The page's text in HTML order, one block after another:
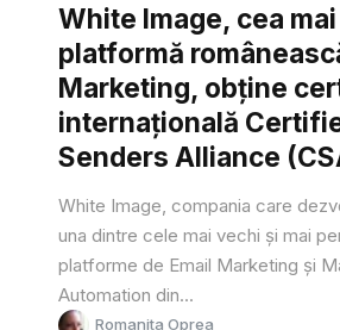
White Image, cea
platformă
Marketing, obține
internațională
Senders Alliance
White Image, compania care
una dintre cele mai vechi și mai
platforme de Email Marketing și
Automation din...
Romanita Oprea